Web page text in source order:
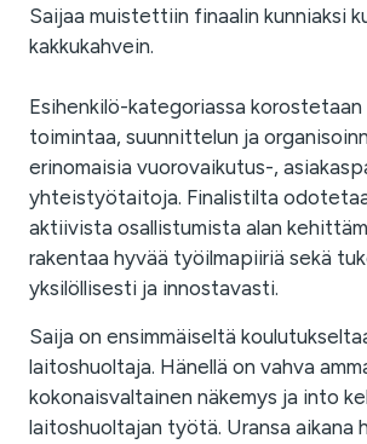
Saijaa muistettiin finaalin kunniaksi
kakkukahvein.
Esihenkilö-kategoriassa
toimintaa, suunnittelun ja
erinomaisia vuorovaikutus-,
yhteistyötaitoja. Finalistilta
aktiivista osallistumista alan
rakentaa hyvää työilmapiiriä sekä
yksilöllisesti ja innostavasti.
Saija on ensimmäiseltä
laitoshuoltaja. Hänellä on vahva
kokonaisvaltainen näkemys ja into
laitoshuoltajan työtä. Uransa aikana